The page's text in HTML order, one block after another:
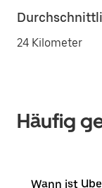
24 Kilometer
Häufig
Wann ist